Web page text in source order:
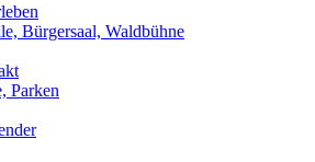
Bürgersaal, Waldbühne
Parken